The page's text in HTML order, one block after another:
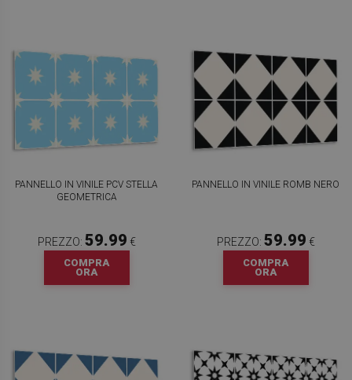
PANNELLO IN VINILE PCV STELLA
GEOMETRICA
PREZZO: 59.99 €
COMPRA
ORA
PANNELLO IN VINILE ROMB NERO
PREZZO: 59.99 €
COMPRA
ORA